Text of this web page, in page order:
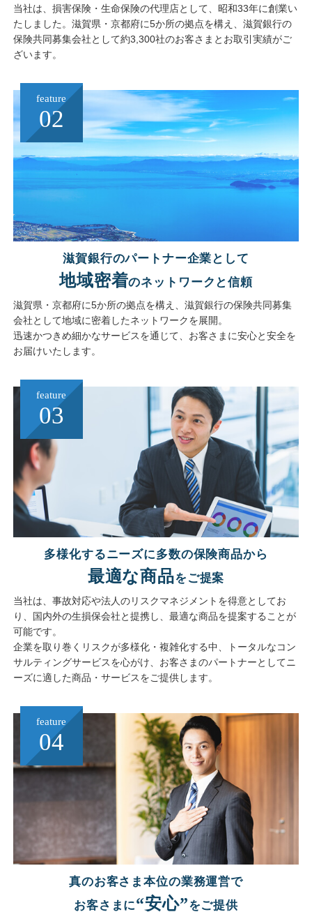
当社は、損害保険・生命保険の代理店として、昭和33年に創業い
たしました。滋賀県・京都府に5か所の拠点を構え、滋賀銀行の
保険共同募集会社として約3,300社のお客さまとお取引実績がご
ざいます。
feature
02
滋賀銀行のパートナー企業として
地域密着のネットワークと信頼
滋賀県・京都府に5か所の拠点を構え、滋賀銀行の保険共同募集
会社として地域に密着したネットワークを展開。
迅速かつきめ細かなサービスを通じて、お客さまに安心と安全を
お届けいたします。
feature
03
多様化するニーズに多数の保険商品から
最適な商品をご提案
当社は、事故対応や法人のリスクマネジメントを得意としてお
り、国内外の生損保会社と提携し、最適な商品を提案することが
可能です。
企業を取り巻くリスクが多様化・複雑化する中、トータルなコン
サルティングサービスを心がけ、お客さまのパートナーとしてニ
ーズに適した商品・サービスをご提供します。
feature
04
真のお客さま本位の業務運営で
お客さまに“安心”をご提供